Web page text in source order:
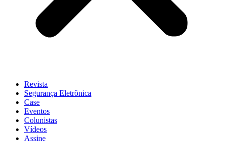
Revista
Segurança Eletrônica
Case
Eventos
Colunistas
Vídeos
Assine